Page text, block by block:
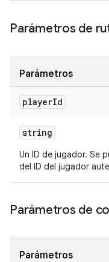
Parámetros de
Parámetros
playerId
string
Un ID de jugador. Se
del ID del jugador
Parámetros de
Parámetros